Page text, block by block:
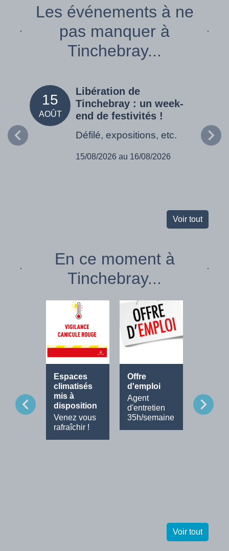
Les événements à ne
pas manquer à
Tinchebray...
15
AOÛT
Libération de
Tinchebray : un week-
end de festivités !
Défilé, expositions, etc.
15/08/2026 au 16/08/2026
Voir tout
En ce moment à
Tinchebray...
Espaces
climatisés
mis à
disposition
Venez vous
rafraîchir !
Offre
d'emploi
Agent
d'entretien
35h/semaine
Tout le
chevron_left chevron_right
Voir tout